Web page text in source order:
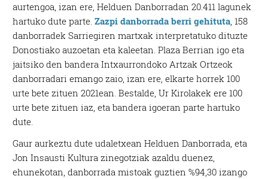
aurtengoa, izan ere, Helduen Danborradan 20.411 lagunek
hartuko dute parte.Zazpi danborrada berri gehituta, 158
danborradek Sarriegiren martxak interpretatuko dituzte
Donostiako auzoetan eta kaleetan. Plaza Berrian igo eta
jaitsiko den bandera Intxaurrondoko Artzak Ortzeok
danborradari emango zaio, izan ere, elkarte horrek 100
urte bete zituen 2021ean. Bestalde, Ur Kirolakek ere 100
urte bete zituen iaz, eta bandera igoeran parte hartuko
dute.
Gaur aurkeztu dute udaletxean Helduen Danborrada, eta
Jon Insausti Kultura zinegotziak azaldu duenez,
ehunekotan, danborrada mistoak guztien %94,30 izango